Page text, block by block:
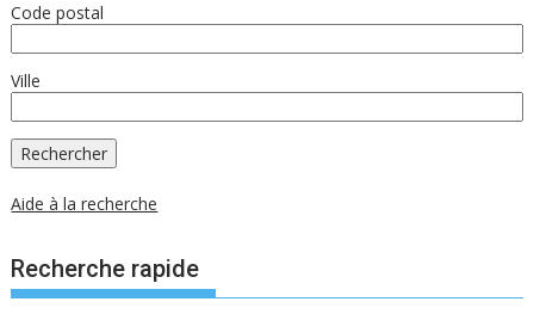
Code postal
Ville
Aide à la recherche
Recherche rapide